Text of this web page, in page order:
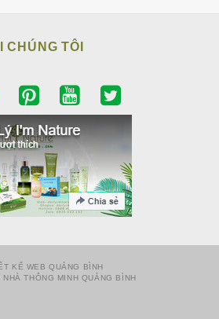
CHÚNG TÔI
KẾ WEB QUẢNG BÌNH
NHÀ THÔNG MINH QUẢNG BÌNH